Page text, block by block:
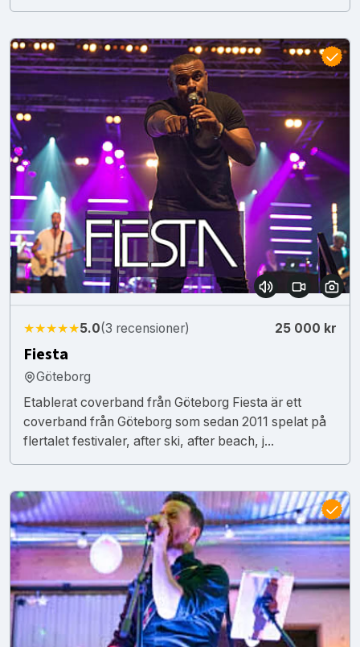
★★★★★5.0(3 recensioner) 25 000 kr
Fiesta
Göteborg
Etablerat coverband från Göteborg Fiesta är ett
coverband från Göteborg som sedan 2011 spelat på
flertalet festivaler, after ski, after beach, j...